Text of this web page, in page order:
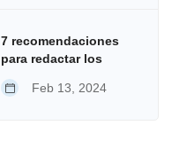
7 recomendaciones
para redactar los
textos de tu página
web
Feb 13, 2024